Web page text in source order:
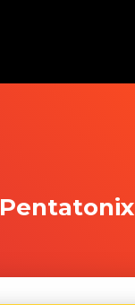
Pentatonix